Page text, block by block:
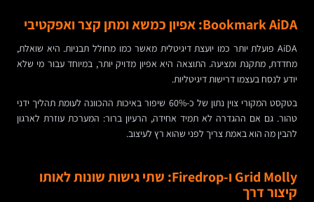
Bookmark AiDA: אפיון כמשא ומתן קצר ואפקטיבי
AiDA פועלת יותר כמו יועצת דיגיטלית מאשר כמו מחולל תבניות. היא שואלת,
מחדדת, מתקנת ומציעה. התוצאה היא אפיון מדויק יותר, במיוחד עבור מי שלא
יודע לנסח בעצמו דרישות דיגיטליות.
בטקסט המקורי צוין נתון של כ-60% שיפור באיכות ההכוונה לעומת תהליך ידני
טהור. גם אם ההגדרה לא תמיד אחידה, הרעיון ברור: המערכת עוזרת לארגון
להבין מה הוא באמת צריך לפני שהוא רץ לעיצוב.
Grid Molly ו-Firedrop: שתי גישות שונות לאותו
קיצור דרך